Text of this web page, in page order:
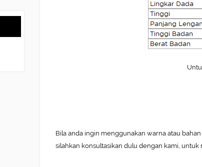
Bila anda ingin menggunakan warna atau
silahkan konsultasikan dulu dengan kami, untuk